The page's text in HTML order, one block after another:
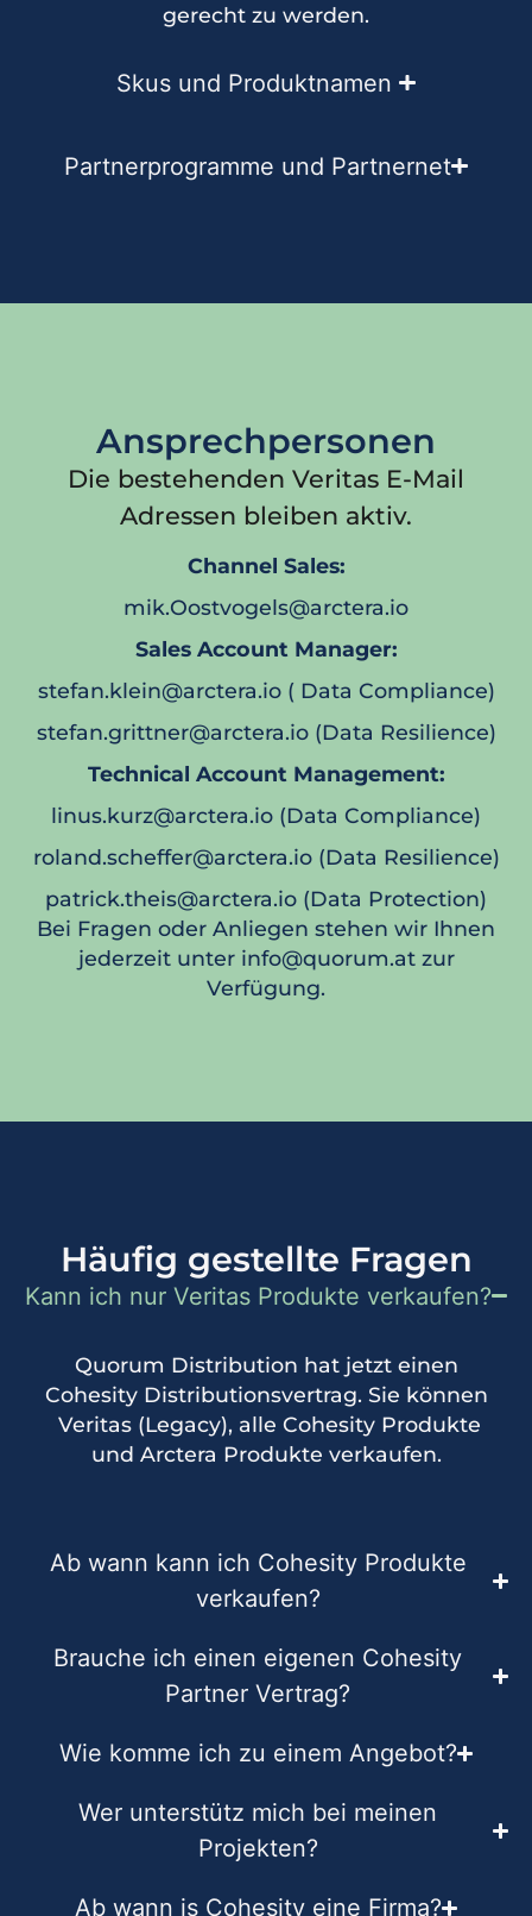
gerecht zu werden.
Skus und Produktnamen ​
Partnerprogramme und Partnernet
Ansprechpersonen
Die bestehenden Veritas E-Mail
Adressen bleiben aktiv.
Channel Sales:
mik.Oostvogels@arctera.io
Sales Account Manager:
stefan.klein@arctera.io ( Data Compliance)
stefan.grittner@arctera.io (Data Resilience)
Technical Account Management:
linus.kurz@arctera.io (Data Compliance)
roland.scheffer@arctera.io (Data Resilience)
patrick.theis@arctera.io (Data Protection)
Bei Fragen oder Anliegen stehen wir Ihnen
jederzeit unter info@quorum.at zur
Verfügung.
Häufig gestellte Fragen
Kann ich nur Veritas Produkte verkaufen?
Quorum Distribution hat jetzt einen
Cohesity Distributionsvertrag. Sie können
Veritas (Legacy), alle Cohesity Produkte
und Arctera Produkte verkaufen.
Ab wann kann ich Cohesity Produkte
verkaufen?
Brauche ich einen eigenen Cohesity
Partner Vertrag?
Wie komme ich zu einem Angebot?
Wer unterstütz mich bei meinen
Projekten?
Ab wann is Cohesity eine Firma?